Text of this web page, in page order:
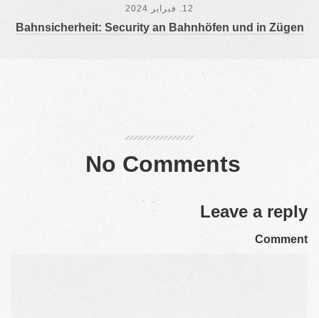
12. فبراير 2024
Bahn­si­cher­heit: Secu­ri­ty an Bahn­hö­fen und in Zügen
No Comments
Lea­ve a rep­ly
Com­ment